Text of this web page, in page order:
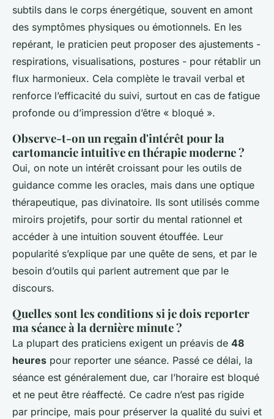
subtils dans le corps énergétique, souvent en amont
des symptômes physiques ou émotionnels. En les
repérant, le praticien peut proposer des ajustements -
respirations, visualisations, postures - pour rétablir un
flux harmonieux. Cela complète le travail verbal et
renforce l’efficacité du suivi, surtout en cas de fatigue
profonde ou d’impression d’être « bloqué ».
Observe-t-on un regain d'intérêt pour la
cartomancie intuitive en thérapie moderne ?
Oui, on note un intérêt croissant pour les outils de
guidance comme les oracles, mais dans une optique
thérapeutique, pas divinatoire. Ils sont utilisés comme
miroirs projetifs, pour sortir du mental rationnel et
accéder à une intuition souvent étouffée. Leur
popularité s’explique par une quête de sens, et par le
besoin d’outils qui parlent autrement que par le
discours.
Quelles sont les conditions si je dois reporter
ma séance à la dernière minute ?
La plupart des praticiens exigent un préavis de 48
heures pour reporter une séance. Passé ce délai, la
séance est généralement due, car l’horaire est bloqué
et ne peut être réaffecté. Ce cadre n’est pas rigide
par principe, mais pour préserver la qualité du suivi et